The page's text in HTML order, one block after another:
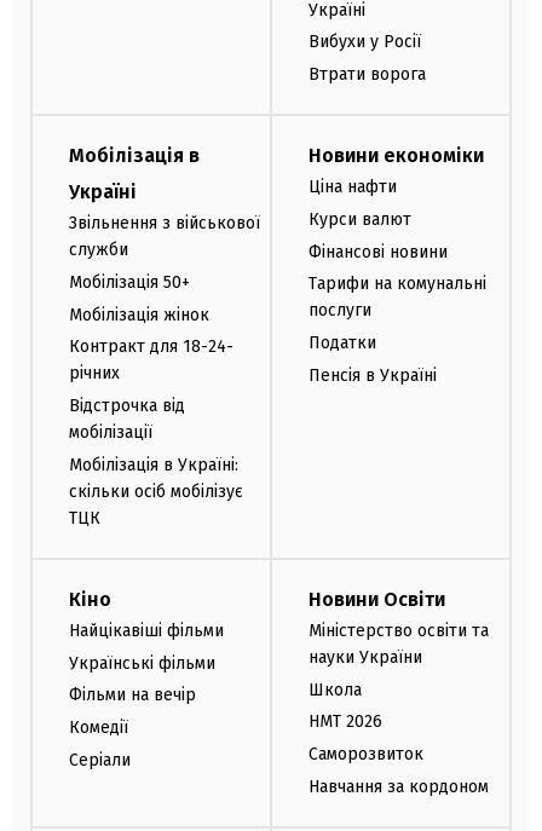
Україні
Вибухи у Росії
Втрати ворога
Мобілізація в
Україні
Звільнення з військової
служби
Мобілізація 50+
Мобілізація жінок
Контракт для 18-24-
річних
Відстрочка від
мобілізації
Мобілізація в Україні:
скільки осіб мобілізує
ТЦК
Новини економіки
Ціна нафти
Курси валют
Фінансові новини
Тарифи на комунальні
послуги
Податки
Пенсія в Україні
Кіно
Найцікавіші фільми
Українські фільми
Фільми на вечір
Комедії
Серіали
Новини Освіти
Міністерство освіти та
науки України
Школа
НМТ 2026
Саморозвиток
Навчання за кордоном